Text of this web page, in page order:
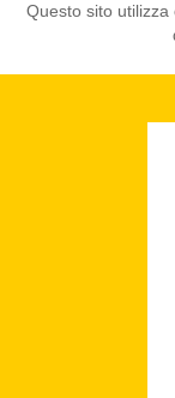
Questo sito